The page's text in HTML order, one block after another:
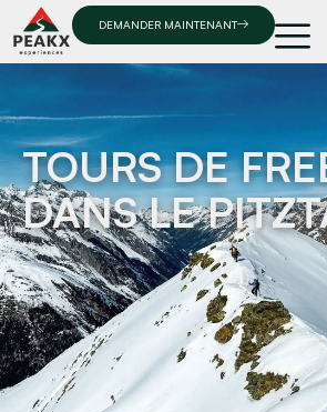
DEMANDER MAINTENANT
TOURS DE
DANS LE